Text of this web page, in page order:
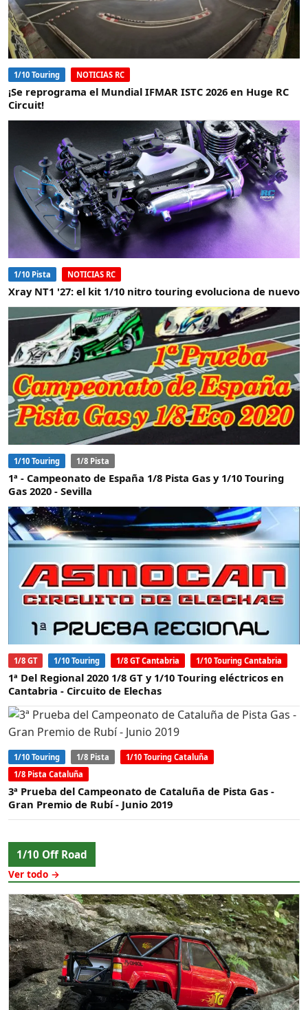
1/10 Touring NOTICIAS RC
¡Se reprograma el Mundial IFMAR ISTC 2026 en Huge RC
Circuit!
1/10 Pista NOTICIAS RC
Xray NT1 '27: el kit 1/10 nitro touring evoluciona de nuevo
1/10 Touring 1/8 Pista
1ª - Campeonato de España 1/8 Pista Gas y 1/10 Touring
Gas 2020 - Sevilla
1/8 GT 1/10 Touring 1/8 GT Cantabria 1/10 Touring Cantabria
1ª Del Regional 2020 1/8 GT y 1/10 Touring eléctricos en
Cantabria - Circuito de Elechas
1/10 Touring 1/8 Pista
1/10 Touring Cataluña
1/8 Pista Cataluña
3ª Prueba del Campeonato de Cataluña de Pista Gas -
Gran Premio de Rubí - Junio 2019
1/10 Off Road
Ver todo →